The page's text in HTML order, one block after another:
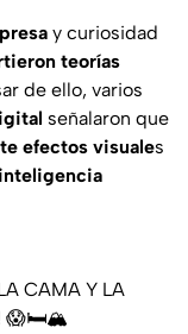
y curiosidad
teorías
de ello, varios
señalaron que
efectos visuales
inteligencia
CAMA Y LA
😱🛏️🏔️